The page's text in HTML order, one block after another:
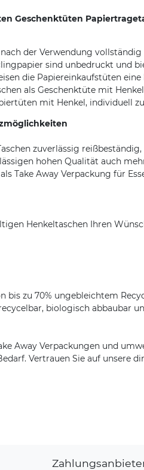
Geschenktüten
der Verwendung
sind unbedruckt und
die Papiereinkaufstüten
als Geschenktüte mit
mit Henkel, individuell
zuverlässig
hohen Qualität auch
Take Away Verpackung für
Henkeltaschen Ihren
bis zu 70% ungebleichtem
biologisch abbaubar
Away Verpackungen und
Vertrauen Sie auf unsere